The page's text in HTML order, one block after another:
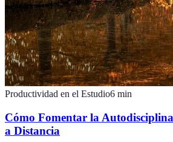
Productividad en el Estudio6 min
Cómo Fomentar la
a Distancia